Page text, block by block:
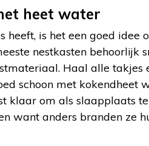
heet water
heeft, is het een goed idee
nestkasten behoorlijk
Haal alle
schoon met kokendheet
klaar om als slaapplaats
want anders branden ze